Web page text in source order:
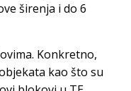
širenja i do 6
Konkretno,
kao što su